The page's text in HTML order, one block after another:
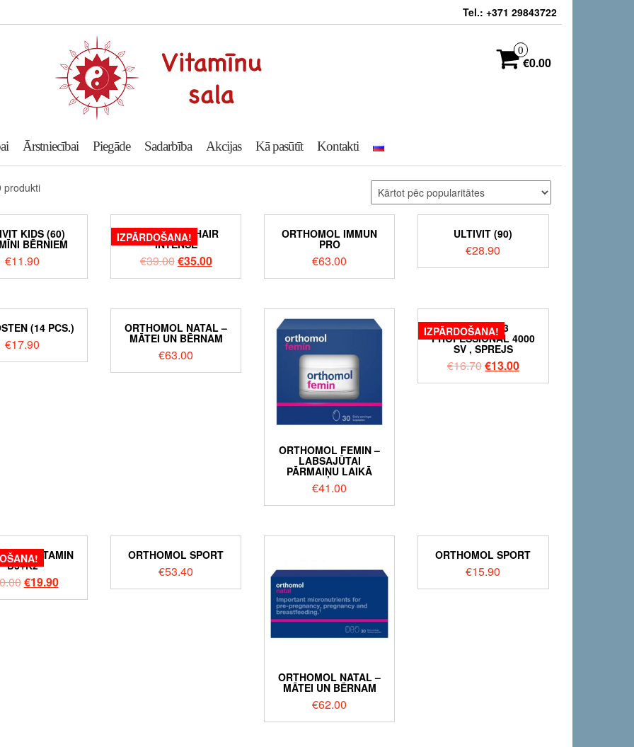
Tel.: +371 29843722
0
€0.00
Ārstniecībai Piegāde Sadarbība Akcijas Kā pasūtīt Kontakti
produkti
KIDS (60)
BĒRNIEM
€11.90
IZPĀRDOŠANA!
ORTHOMOL HAIR
INTENSE
€39.00€35.00
ORTHOMOL IMMUN
PRO
€63.00
ULTIVIT (90)
€28.90
(14 PCS.)
€17.90
ORTHOMOL NATAL –
MĀTEI UN BĒRNAM
€63.00
ORTHOMOL FEMIN –
LABSAJŪTAI
PĀRMAIŅU LAIKĀ
€41.00
IZPĀRDOŠANA!
LYLSUND3
PROFESSIONAL 4000
SV , SPREJS
€16.70€13.00
VITAMIN
D3+K2
€19.90
ORTHOMOL SPORT
€53.40
ORTHOMOL NATAL –
MĀTEI UN BĒRNAM
€62.00
ORTHOMOL SPORT
€15.90